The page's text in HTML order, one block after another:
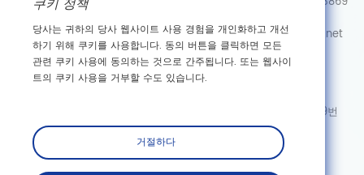
서비스 및 제안이메일:info@casovbio.net
직통/Whatsapp/Wechat:0086-
15307143249
주소: 후베이성 우한시 둥후 신기술 개발구 가오커위안 3로 89번
당사는 귀하의 당사 웹사이트 사용 경험을 개인화하고 개선
하기 위해 쿠키를 사용합니다. 동의 버튼을 클릭하면 모든
관련 쿠키 사용에 동의하는 것으로 간주됩니다. 또는 웹사이
트의 쿠키 사용을 거부할 수도 있습니다.
거절하다